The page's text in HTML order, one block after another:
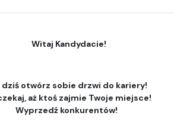
Witaj Kandydacie!
dziś otwórz sobie drzwi do kariery!
aż ktoś zajmie Twoje miejsce!
Wyprzedź konkurentów!